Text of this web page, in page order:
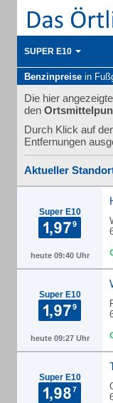
SUPER E10
Benzinpreise in
Die hier
den
Durch Klick auf
Entfernungen
Aktueller
Super E10
heute 09:40 Uhr
Super E10
heute 09:27 Uhr
Super E10